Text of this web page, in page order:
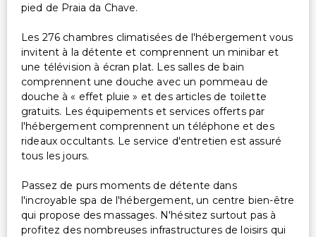
pied de Praia da Chave.
Les 276 chambres climatisées de l'hébergement vous
invitent à la détente et comprennent un minibar et
une télévision à écran plat. Les salles de bain
comprennent une douche avec un pommeau de
douche à « effet pluie » et des articles de toilette
gratuits. Les équipements et services offerts par
l'hébergement comprennent un téléphone et des
rideaux occultants. Le service d'entretien est assuré
tous les jours.
Passez de purs moments de détente dans
l'incroyable spa de l'hébergement, un centre bien-être
qui propose des massages. N'hésitez surtout pas à
profitez des nombreuses infrastructures de loisirs qui